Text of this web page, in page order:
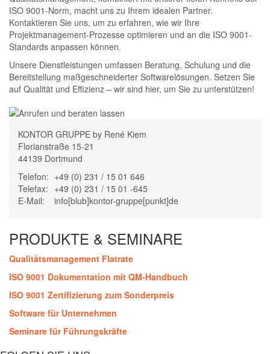
ISO 9001-Norm, macht uns zu Ihrem idealen Partner.
Kontaktieren Sie uns, um zu erfahren, wie wir Ihre
Projektmanagement-Prozesse optimieren und an die ISO 9001-
Standards anpassen können.
Unsere Dienstleistungen umfassen Beratung, Schulung und die
Bereitstellung maßgeschneiderter Softwarelösungen. Setzen Sie
auf Qualität und Effizienz – wir sind hier, um Sie zu unterstützen!
KONTOR GRUPPE by René Kiem
Florianstraße 15-21
44139 Dortmund
Telefon: +49 (0) 231 / 15 01 646
Telefax: +49 (0) 231 / 15 01 -645
E-Mail:
info[blub]kontor-gruppe[punkt]de
PRODUKTE & SEMINARE
Qualitätsmanagement Flatrate
ISO 9001 Dokumentation mit QM-Handbuch
ISO 9001 Zertifizierung zum Sonderpreis
Software für Unternehmen
Seminare für Führungskräfte